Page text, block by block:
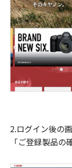
2.ログイン後の
「ご登録製品の